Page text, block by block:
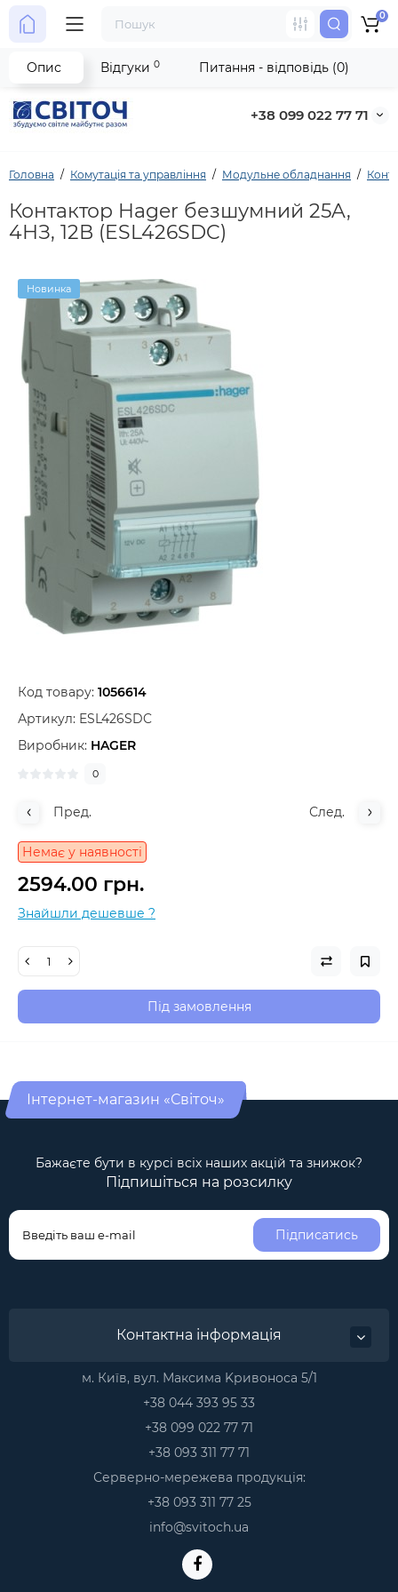
+38 099 022 77 71
0
Головна Комутація та управління Модульне обладнання
Контактор Hager безшумний 25A,
4НЗ, 12В (ESL426SDC)
Новинка
Код товару: 1056614
Артикул: ESL426SDC
Виробник: HAGER
0
Пред. След.
Немає у наявності
2594.00 грн.
Знайшли дешевше ?
Під замовлення
Опис Відгуки 0 Питання - відповідь (0)
Інтернет-магазин «Світоч»
Бажаєте бути в курсі всіх наших акцій та знижок?
Підпишіться на розсилку
Підписатись
Контактна інформація
м. Київ, вул. Максима Kривоноса 5/1
+38 044 393 95 33
+38 099 022 77 71
+38 093 311 77 71
Серверно-мережева продукція:
+38 093 311 77 25
info@svitoch.ua